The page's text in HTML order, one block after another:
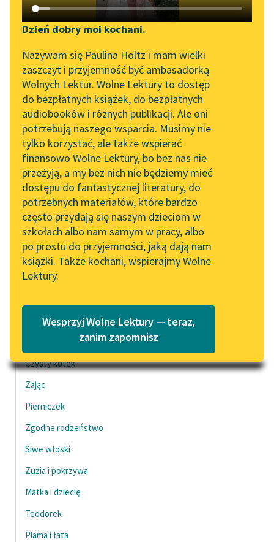
Katalog DAISY
Podkasty o książkach
Zgłoś brak utworu
Aktualności
„Prokurator Alicja Horn”
do słuchania
Byliśmy częścią AI Impact
Lab
Zapraszamy na spotkanie
online z tłumaczkami
literatury skandynawskiej
Spotkanie z Katarzyną
Tunkiel w Oslo
102. lata temu zmarł
Joseph Conrad
Lektury szkolne i klasyka
literatury do słuchania dla
uczennic i uczniów z
niepełnosprawnościami
E-kolekcja lektur
słuchania dla uczennic i
uczniów z
Feministyczne inspiracje.
skandynawskiej literatury
feministycznej
Narzędzia
Mapa Wolnych Lektur
Leśmianator
Przewodnik dla piszących i
czytających
API
OAI-PMH
Widget Wolnych Lektur
Przypisy
Katalog w formacie PDF
Dzień dobry moi kochani.
Nazywam się Paulina Holtz i mam wielki
zaszczyt i przyjemność być ambasadorką
Wolnych Lektur. Wolne Lektury to dostęp
do bezpłatnych książek, do bezpłatnych
audiobooków i różnych publikacji. Ale oni
potrzebują naszego wsparcia. Musimy nie
tylko korzystać, ale także wspierać
finansowo Wolne Lektury, bo bez nas nie
przeżyją, a my bez nich nie będziemy mieć
dostępu do fantastycznej literatury, do
potrzebnych materiałów, które bardzo
często przydają się naszym dzieciom w
szkołach albo nam samym w pracy, albo
po prostu do przyjemności, jaką dają nam
książki. Także kochani, wspierajmy Wolne
Lektury.
Wesprzyj Wolne Lektury — teraz,
zanim zapomnisz
Bajki i powiastki
Dwa pługi
Henryś i Waluś
Adelka
Dziewczynka i matka
Czysty kotek
Zając
Pierniczek
Zgodne rodzeństwo
Siwe włoski
Zuzia i pokrzywa
Matka i dziecię
Teodorek
Plama i łata
pobierz książkę
Spis treści:
CHART